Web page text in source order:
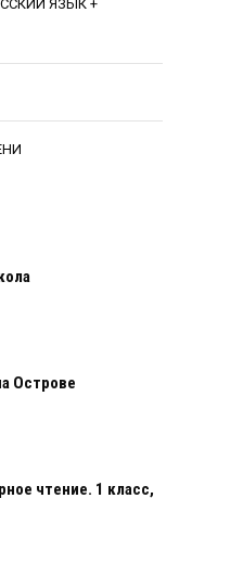
ЯЗЫК +
Острове
чтение. 1 класс,